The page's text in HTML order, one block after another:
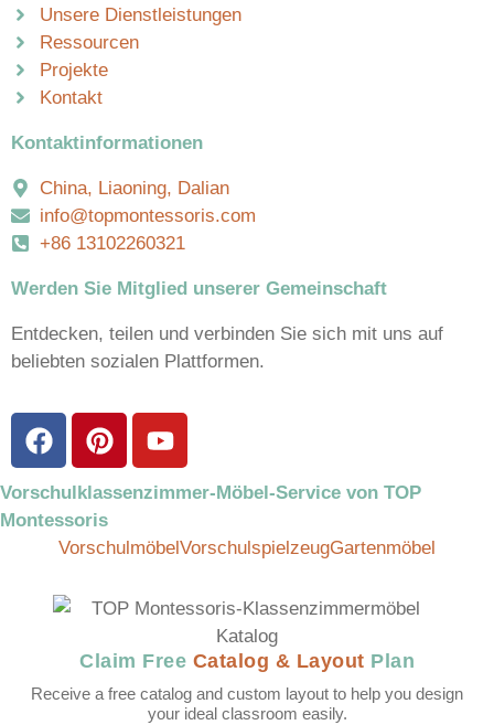
Unsere Dienstleistungen
Ressourcen
Projekte
Kontakt
Kontaktinformationen
China, Liaoning, Dalian
info@topmontessoris.com
+86 13102260321
Werden Sie Mitglied unserer Gemeinschaft
Entdecken, teilen und verbinden Sie sich mit uns auf
beliebten sozialen Plattformen.
Vorschulklassenzimmer-Möbel-Service von TOP
Montessoris
Vorschulmöbel VorschulspielzeugGartenmöbel
Claim Free Catalog & Layout Plan
Receive a free catalog and custom layout to help you design
your ideal classroom easily.